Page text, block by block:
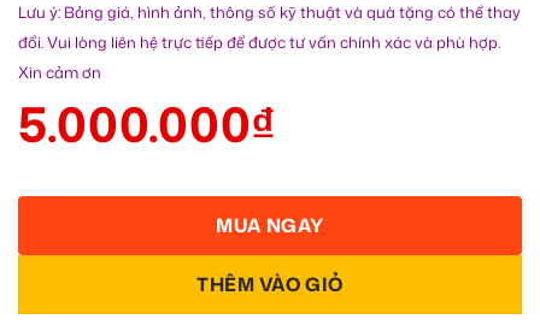
Lưu ý: Bảng giá, hình ảnh, thông số kỹ thuật và quà tặng có thể thay
đổi. Vui lòng liên hệ trực tiếp để được tư vấn chính xác và phù hợp.
Xin cảm ơn
5.000.000₫
THÊM VÀO GIỎ
MUA NGAY